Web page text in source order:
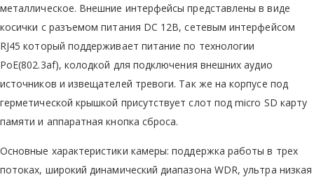
металлическое. Внешние интерфейсы представлены в виде
косички с разъемом питания DC 12В, сетевым интерфейсом
RJ45 который поддерживает питание по технологии
PoE(802.3af), колодкой для подключения внешних аудио
источников и извещателей тревоги. Так же на корпусе под
герметической крышкой присутствует слот под micro SD карту
памяти и аппаратная кнопка сброса.
Основные характеристики камеры: поддержка работы в трех
потоках, широкий динамический диапазона WDR, ультра низкая